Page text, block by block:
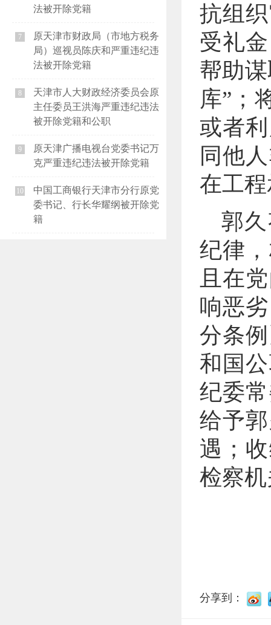
法被开除党籍
7
原天津市财政局（市地方税务
局）巡视员陈庆和严重违纪违
法被开除党籍
8
天津市人大财政经济委员会原
主任委员王洪海严重违纪违法
被开除党籍和公职
9
原天津广播电视台党委书记万
克严重违纪违法被开除党籍
10
中国工商银行天津市分行原党
委书记、行长华耀纲被开除党
籍
抗组
受礼
帮助
库”；
或者
同他
在工
郭
纪律
且在
响恶
分条
和国
纪委
给予
遇；
检察
分享到：